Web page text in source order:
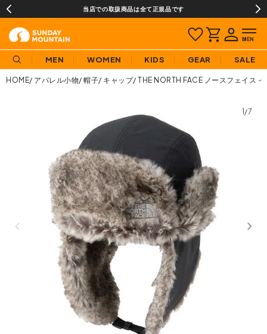
当店での取扱商品は全て正規品です
MEN WOMEN KIDS GEAR SALE
HOME アパレル小物 帽子 キャップ THE NORTH FACE ノースフェイス
1/7